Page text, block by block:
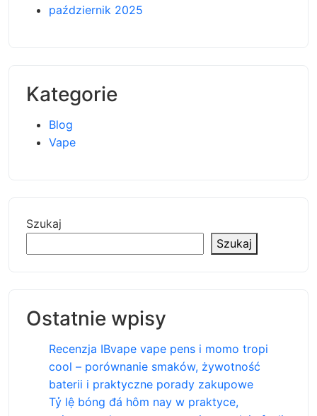
październik 2025
Kategorie
Blog
Vape
Szukaj
Szukaj
Ostatnie wpisy
Recenzja IBvape vape pens i momo tropi
cool – porównanie smaków, żywotność
baterii i praktyczne porady zakupowe
Tỷ lệ bóng đá hôm nay w praktyce,